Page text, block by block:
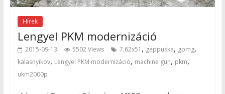
Hírek
Lengyel PKM modernizáció
2015-09-13 5502 Views 7,62x51 , géppuska, gpmg,
kalasnyikov, Lengyel PKM modernizáció, machine gun, pkm,
ukm2000p